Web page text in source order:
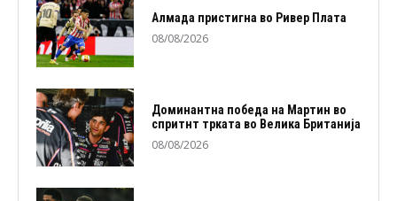
Алмада пристигна во Ривер Плата
08/08/2026
Доминантна победа на Мартин во
спритнт трката во Велика Британија
08/08/2026